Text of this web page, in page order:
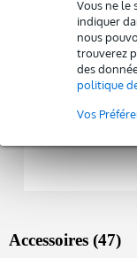
Vous ne le
indiquer
nous
trouverez
des
politique
Vos
Accessoires (47)